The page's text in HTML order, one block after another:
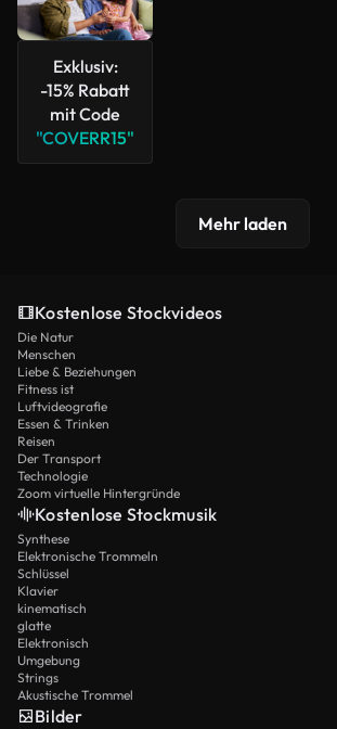
Exklusiv:
-15% Rabatt
mit Code
"COVERR15"
Mehr laden
Kostenlose Stockvideos
Die Natur
Menschen
Liebe & Beziehungen
Fitness ist
Luftvideografie
Essen & Trinken
Reisen
Der Transport
Technologie
Zoom virtuelle Hintergründe
Kostenlose Stockmusik
Synthese
Elektronische Trommeln
Schlüssel
Klavier
kinematisch
glatte
Elektronisch
Umgebung
Strings
Akustische Trommel
Bilder